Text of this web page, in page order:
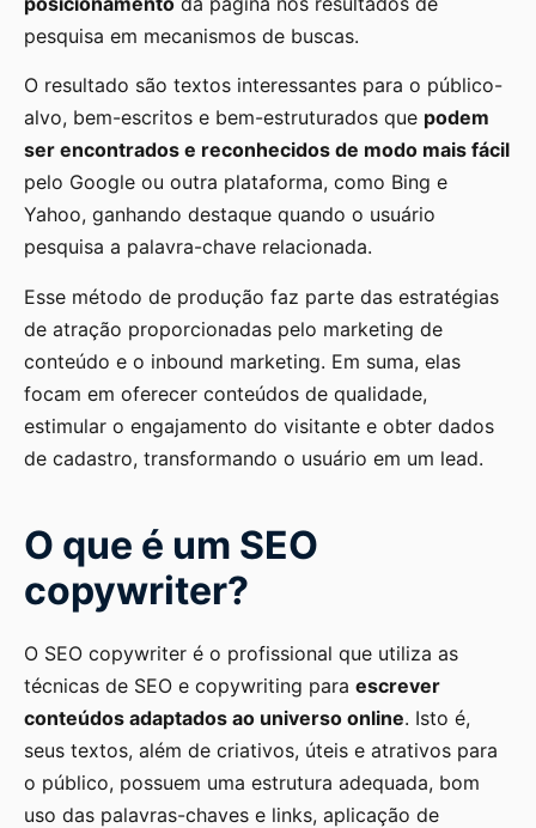
pesquisa em mecanismos de buscas.
O resultado são textos interessantes para o público-
alvo, bem-escritos e bem-estruturados que podem
ser encontrados e reconhecidos de modo mais fácil
pelo Google ou outra plataforma, como Bing e
Yahoo, ganhando destaque quando o usuário
pesquisa a palavra-chave relacionada.
Esse método de produção faz parte das estratégias
de atração proporcionadas pelo marketing de
conteúdo e o inbound marketing. Em suma, elas
focam em oferecer conteúdos de qualidade,
estimular o engajamento do visitante e obter dados
de cadastro, transformando o usuário em um lead.
O que é um SEO
copywriter?
O SEO copywriter é o profissional que utiliza as
técnicas de SEO e copywriting para escrever
conteúdos adaptados ao universo online. Isto é,
seus textos, além de criativos, úteis e atrativos para
o público, possuem uma estrutura adequada, bom
uso das palavras-chaves e links, aplicação de